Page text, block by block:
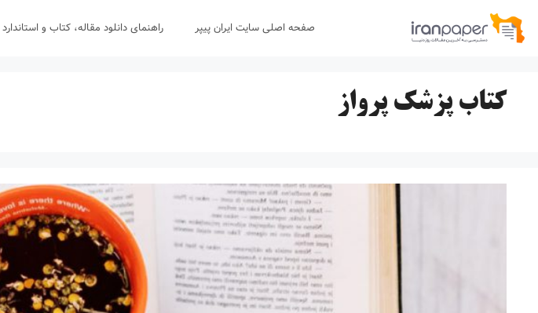
پرش
صفحه اصلی سایت ایران پیپر راهنمای دانلود مقاله، کتاب و استاندارد
کتاب پزشک پرواز